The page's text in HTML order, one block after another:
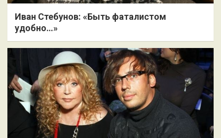
Иван Стебунов: «Быть фаталистом
удобно…»